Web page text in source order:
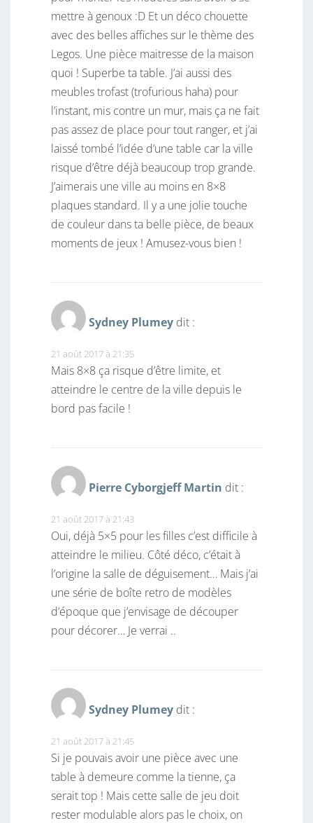
mettre à genoux :D Et un déco chouette
avec des belles affiches sur le thème des
Legos. Une pièce maitresse de la maison
quoi ! Superbe ta table. J’ai aussi des
meubles trofast (trofurious haha) pour
l’instant, mis contre un mur, mais ça ne fait
pas assez de place pour tout ranger, et j’ai
laissé tombé l’idée d’une table car la ville
risque d’être déjà beaucoup trop grande.
J’aimerais une ville au moins en 8×8
plaques standard. Il y a une jolie touche
de couleur dans ta belle pièce, de beaux
moments de jeux ! Amusez-vous bien !
Sydney Plumey dit :
21 août 2017 à 21:35
Mais 8×8 ça risque d’être limite, et
atteindre le centre de la ville depuis le
bord pas facile !
Pierre Cyborgjeff Martin dit :
21 août 2017 à 21:43
Oui, déjà 5×5 pour les filles c’est difficile à
atteindre le milieu. Côté déco, c’était à
l’origine la salle de déguisement… Mais j’ai
une série de boîte retro de modèles
d’époque que j’envisage de découper
pour décorer… Je verrai ..
Sydney Plumey dit :
21 août 2017 à 21:45
Si je pouvais avoir une pièce avec une
table à demeure comme la tienne, ça
serait top ! Mais cette salle de jeu doit
rester modulable alors pas le choix, on